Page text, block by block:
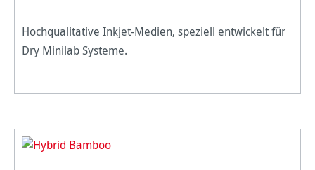
Hochqualitative Inkjet-Medien, speziell entwickelt für
Dry Minilab Systeme.